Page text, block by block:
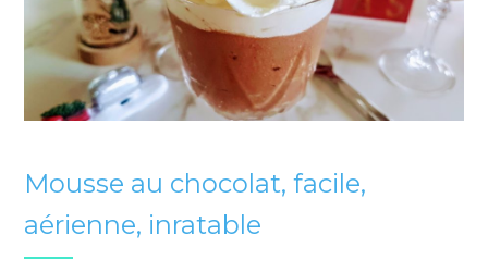
Mousse au chocolat, facile,
aérienne, inratable